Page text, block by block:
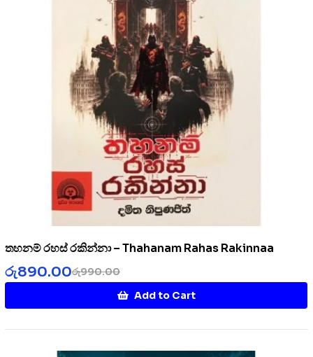
තහනම් රහස් රකින්නා – Thahanam Rahas Rakinnaa
රු990.00
රු890.00
Add to Cart